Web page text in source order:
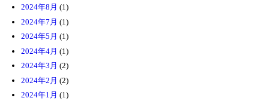
2024年8月 (1)
2024年7月 (1)
2024年5月 (1)
2024年4月 (1)
2024年3月 (2)
2024年2月 (2)
2024年1月 (1)